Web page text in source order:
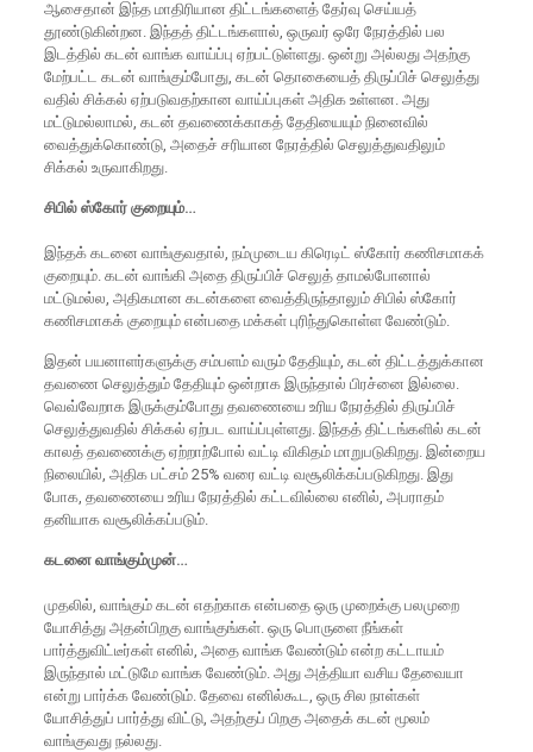
ஆசைதான் இந்த மாதிரியான திட்டங்களைத் தேர்வு செய்யத்
தூண்டுகின்றன. இந்தத் திட்டங்களால், ஒருவர் ஒரே நேரத்தில் பல
இடத்தில் கடன் வாங்க வாய்ப்பு ஏற்பட்டுள்ளது. ஒன்று அல்லது அதற்கு
மேற்பட்ட கடன் வாங்கும்போது, கடன் தொகையைத் திருப்பிச் செலுத்து
வதில் சிக்கல் ஏற்படுவதற்கான வாய்ப்புகள் அதிக உள்ளன. அது
மட்டுமல்லாமல், கடன் தவணைக்காகத் தேதியையும் நினைவில்
வைத்துக்கொண்டு, அதைச் சரியான நேரத்தில் செலுத்துவதிலும்
சிக்கல் உருவாகிறது.
சிபில் ஸ்கோர் குறையும்…
இந்தக் கடனை வாங்குவதால், நம்முடைய கிரெடிட் ஸ்கோர் கணிசமாகக்
குறையும். கடன் வாங்கி அதை திருப்பிச் செலுத் தாமல்போனால்
மட்டுமல்ல, அதிகமான கடன்களை வைத்திருந்தாலும் சிபில் ஸ்கோர்
கணிசமாகக் குறையும் என்பதை மக்கள் புரிந்துகொள்ள வேண்டும்.
இதன் பயனாளர்களுக்கு சம்பளம் வரும் தேதியும், கடன் திட்டத்துக்கான
தவணை செலுத்தும் தேதியும் ஒன்றாக இருந்தால் பிரச்னை இல்லை.
வெவ்வேறாக இருக்கும்போது தவணையை உரிய நேரத்தில் திருப்பிச்
செலுத்துவதில் சிக்கல் ஏற்பட வாய்ப்புள்ளது. இந்தத் திட்டங்களில் கடன்
காலத் தவணைக்கு ஏற்றாற்போல் வட்டி விகிதம் மாறுபடுகிறது. இன்றைய
நிலையில், அதிக பட்சம் 25% வரை வட்டி வசூலிக்கப்படுகிறது. இது
போக, தவணையை உரிய நேரத்தில் கட்டவில்லை எனில், அபராதம்
தனியாக வசூலிக்கப்படும்.
கடனை வாங்கும்முன்…
முதலில், வாங்கும் கடன் எதற்காக என்பதை ஒரு முறைக்கு பலமுறை
யோசித்து அதன்பிறகு வாங்குங்கள். ஒரு பொருளை நீங்கள்
பார்த்துவிட்டீர்கள் எனில், அதை வாங்க வேண்டும் என்ற கட்டாயம்
இருந்தால் மட்டுமே வாங்க வேண்டும். அது அத்தியா வசிய தேவையா
என்று பார்க்க வேண்டும். தேவை எனில்கூட, ஒரு சில நாள்கள்
யோசித்துப் பார்த்து விட்டு, அதற்குப் பிறகு அதைக் கடன் மூலம்
வாங்குவது நல்லது.